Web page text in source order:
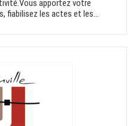
apportez votre
fiabilisez les actes et les...